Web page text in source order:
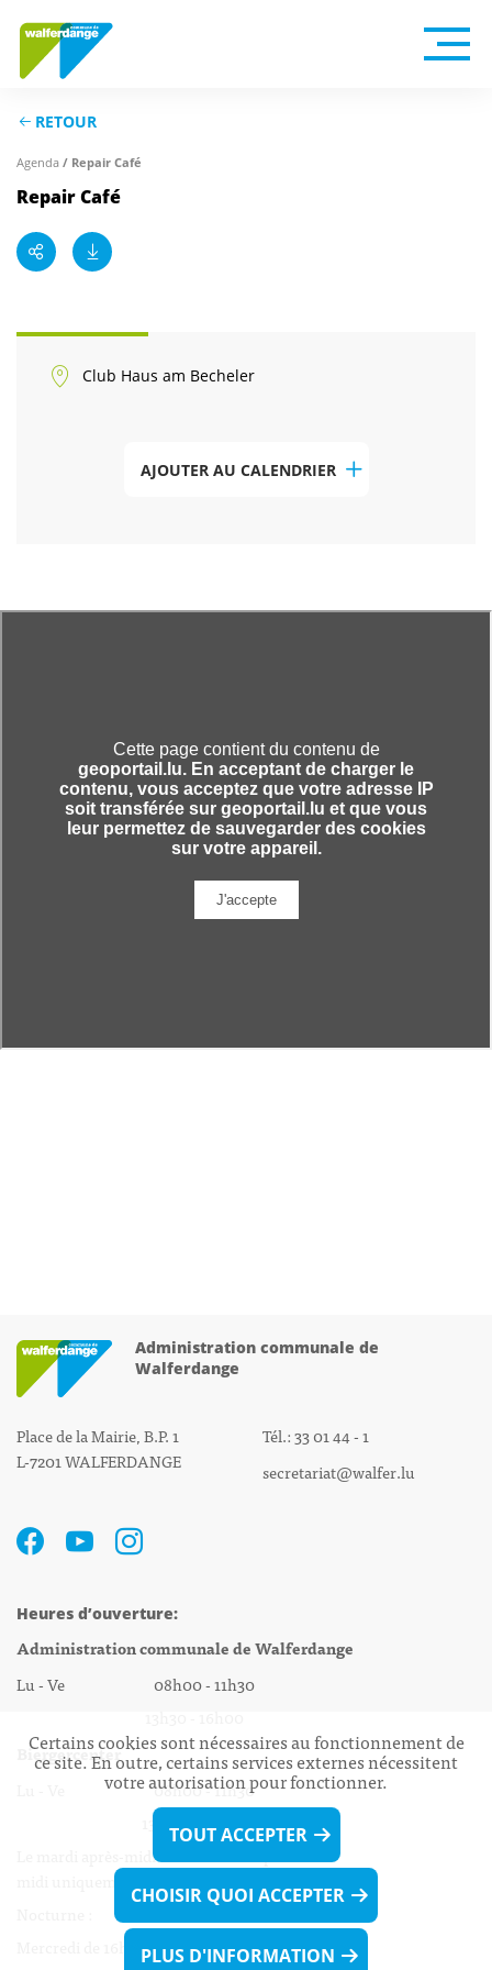
RETOUR
Agenda / Repair Café
Repair Café
Club Haus am Becheler
AJOUTER AU CALENDRIER
Administration communale de
Walferdange
Place de la Mairie, B.P. 1
L-7201 WALFERDANGE
Tél.: 33 01 44 - 1
secretariat@walfer.lu
Heures d’ouverture:
Administration communale de Walferdange
Lu - Ve 08h00 - 11h30
Biergercenter
Lu - Ve 08h00 - 11h30
13h30 - 16h00
Le mardi après-midi et le vendredi après-
midi uniquement sur Rdv.
Mercredi de 16h00 - 18h45 uniquement sur Rdv
Certains cookies sont nécessaires au fonctionnement de
ce site. En outre, certains services externes nécessitent
votre autorisation pour fonctionner.
TOUT ACCEPTER
CHOISIR QUOI ACCEPTER
PLUS D'INFORMATION